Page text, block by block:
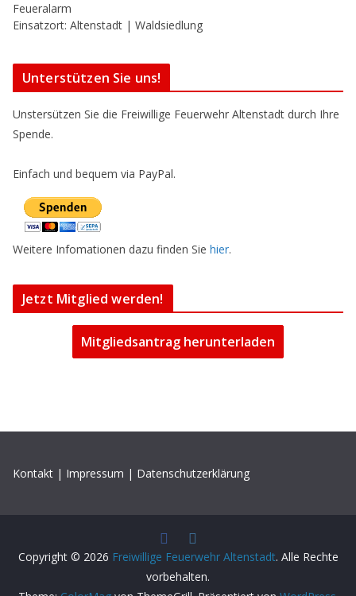
Feueralarm
Einsatzort: Altenstadt | Waldsiedlung
Unterstützen Sie uns!
Unstersützen Sie die Freiwillige Feuerwehr Altenstadt durch Ihre
Spende.
Einfach und bequem via PayPal.
Weitere Infomationen dazu finden Sie hier.
Jetzt Mitglied werden!
Mitgliedsantrag herunterladen
Kontakt | Impressum | Datenschutzerklärung
Copyright © 2026 Freiwillige Feuerwehr Altenstadt. Alle Rechte
vorbehalten.